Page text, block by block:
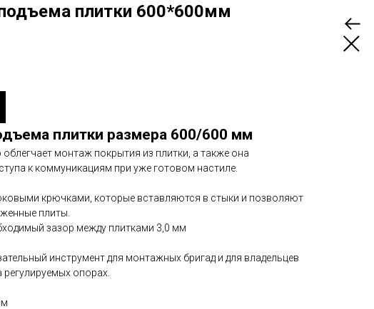
плитки 600*600мм
плитки размера 600/600 мм
монтаж покрытия из плитки, а также она
к коммуникациям при уже готовом настиле.
крючками, которые вставляются в стыки и позволяют
плиты.
зазор между плитками 3,0 мм
инструмент для монтажных бригад и для владельцев
регулируемых опорах.